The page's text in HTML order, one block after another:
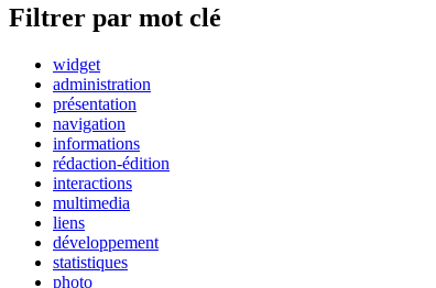
Filtrer par mot clé
widget
administration
présentation
navigation
informations
rédaction-édition
interactions
multimedia
liens
développement
statistiques
photo